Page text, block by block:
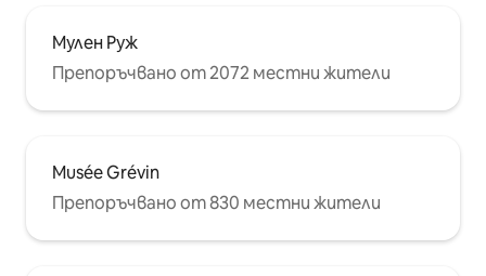
Мулен Руж
Препоръчвано от 2072 местни жители
Musée Grévin
Препоръчвано от 830 местни жители